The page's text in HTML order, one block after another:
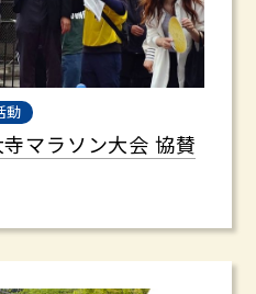
動
マラソン大会 協賛